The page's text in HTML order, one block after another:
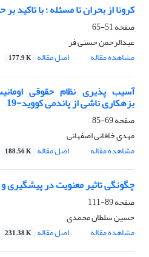
کرونا از بحران تا مسئله ؛ با تاکید
صفحه51-65
عبدالرحمن حسنی فر
مشاهده مقاله
اصل مقاله 177.9 K
آسیب پذیری نظام حقوقی
بزهکاری ناشی از پاندمی کووید-19
صفحه69-85
مهدی خاقانی اصفهانی
مشاهده مقاله
اصل مقاله 188.56 K
چگونگی تاثیر معنویت در پیشگیری و
صفحه89-111
حسین سلطان محمدی
مشاهده مقاله
اصل مقاله 231.38 K